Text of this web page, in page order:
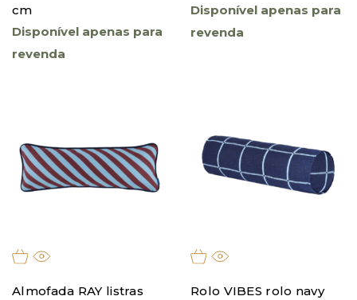
cm
Disponível apenas para
revenda
Disponível apenas para
revenda
Almofada RAY listras
Rolo VIBES rolo navy